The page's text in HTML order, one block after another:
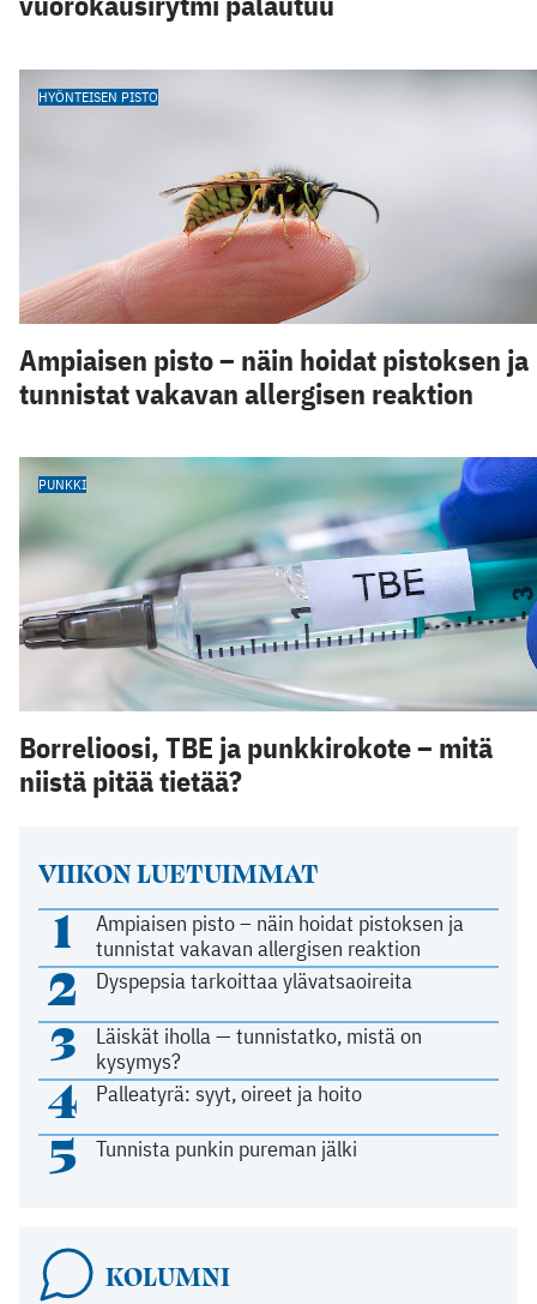
VIIKON LUETUIMMAT
1
Ampiaisen pisto – näin hoidat pistoksen ja
tunnistat vakavan allergisen reaktion
2 Dyspepsia tarkoittaa ylävatsaoireita
3
Läiskät iholla — tunnistatko, mistä on
kysymys?
4 Palleatyrä: syyt, oireet ja hoito
5 Tunnista punkin pureman jälki
KOLUMNI
HYÖNTEISEN PISTO
Ampiaisen pisto – näin hoidat pistoksen ja
tunnistat vakavan allergisen reaktion
PUNKKI
Borrelioosi, TBE ja punkkirokote – mitä
niistä pitää tietää?